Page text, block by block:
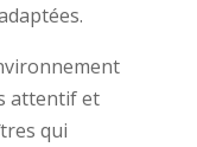
attentif et
qui